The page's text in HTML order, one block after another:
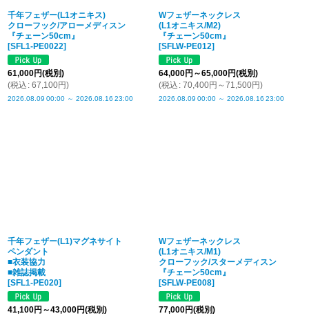
千年フェザー(L1オニキス)
クローフック/アローメディスン
『チェーン50cm』
[SFL1-PE0022]
61,000円(税別)
(税込 : 67,100円)
2026.08.09 00:00 ～ 2026.08.16 23:00
Wフェザーネックレス
(L1オニキス/M2)
『チェーン50cm』
[SFLW-PE012]
64,000円 ～65,000円(税別)
(税込 : 70,400円 ～71,500円)
2026.08.09 00:00 ～ 2026.08.16 23:00
千年フェザー(L1)マグネサイト
ペンダント
■衣装協力
■雑誌掲載
[SFL1-PE020]
41,100円 ～43,000円(税別)
Wフェザーネックレス
(L1オニキス/M1)
クローフック/スターメディスン
『チェーン50cm』
[SFLW-PE008]
77,000円(税別)